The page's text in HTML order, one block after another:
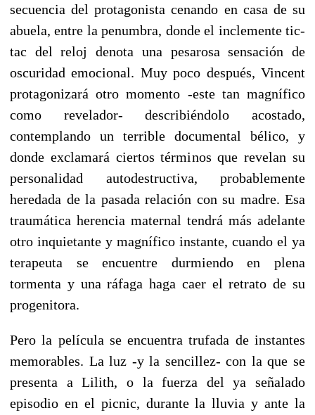
secuencia del protagonista cenando en casa de su
abuela, entre la penumbra, donde el inclemente tic-
tac del reloj denota una pesarosa sensación de
oscuridad emocional. Muy poco después, Vincent
protagonizará otro momento -este tan magnífico
como revelador- describiéndolo acostado,
contemplando un terrible documental bélico, y
donde exclamará ciertos términos que revelan su
personalidad autodestructiva, probablemente
heredada de la pasada relación con su madre. Esa
traumática herencia maternal tendrá más adelante
otro inquietante y magnífico instante, cuando el ya
terapeuta se encuentre durmiendo en plena
tormenta y una ráfaga haga caer el retrato de su
progenitora.
Pero la película se encuentra trufada de instantes
memorables. La luz -y la sencillez- con la que se
presenta a Lilith, o la fuerza del ya señalado
episodio en el picnic, durante la lluvia y ante la